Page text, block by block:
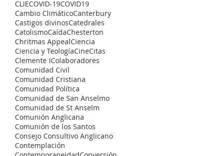
CLIECOVID-19COVID19
Cambio ClimáticoCanterbury
Castigos divinosCatedrales
CatolismoCaídaChesterton
Chritmas AppealCiencia
Ciencia y TeologíaCineCitas
Clemente IColaboradores
Comunidad Civil
Comunidad Cristiana
Comunidad Política
Comunidad de San Anselmo
Comunidad de St Anselm
Comunión Anglicana
Comunión de los Santos
Consejo Consultivo Anglicano
Contemplación